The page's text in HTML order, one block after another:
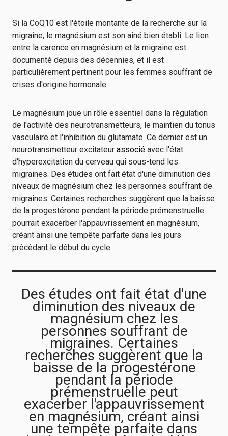
Si la CoQ10 est l'étoile montante de la recherche sur la
migraine, le magnésium est son aîné bien établi. Le lien
entre la carence en magnésium et la migraine est
documenté depuis des décennies, et il est
particulièrement pertinent pour les femmes souffrant de
crises d'origine hormonale.
Le magnésium joue un rôle essentiel dans la régulation
de l'activité des neurotransmetteurs, le maintien du tonus
vasculaire et l'inhibition du glutamate. Ce dernier est un
neurotransmetteur excitateur associé avec l'état
d'hyperexcitation du cerveau qui sous-tend les
migraines. Des études ont fait état d'une diminution des
niveaux de magnésium chez les personnes souffrant de
migraines. Certaines recherches suggèrent que la baisse
de la progestérone pendant la période prémenstruelle
pourrait exacerber l'appauvrissement en magnésium,
créant ainsi une tempête parfaite dans les jours
précédant le début du cycle.
Des études ont fait état d'une
diminution des niveaux de
magnésium chez les
personnes souffrant de
migraines. Certaines
recherches suggèrent que la
baisse de la progestérone
pendant la période
prémenstruelle peut
exacerber l'appauvrissement
en magnésium, créant ainsi
une tempête parfaite dans